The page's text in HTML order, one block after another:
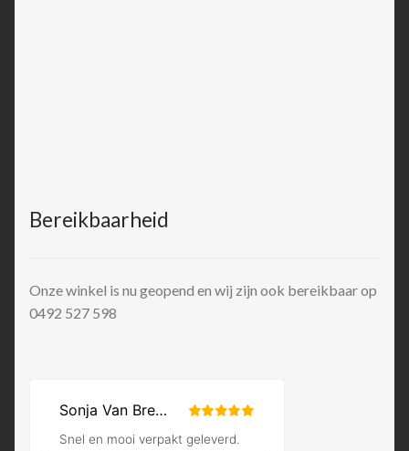
Bereikbaarheid
Onze winkel is nu geopend en wij zijn ook bereikbaar op
0492 527 598